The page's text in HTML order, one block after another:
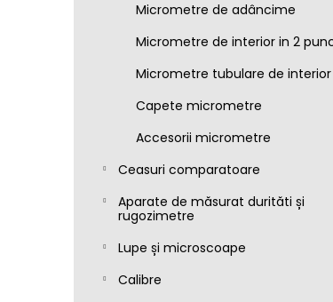
Micrometre de adâncime
Micrometre de interior in 2
Micrometre tubulare de interior
Capete micrometre
Accesorii micrometre
Ceasuri comparatoare
Aparate de măsurat durităti și
rugozimetre
Lupe și microscoape
Calibre